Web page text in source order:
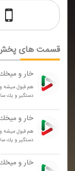
قسمت های
خار و
هم قبول میشه
دستگیر و یك
خار و
هم قبول میشه
دستگیر و یك
خار و